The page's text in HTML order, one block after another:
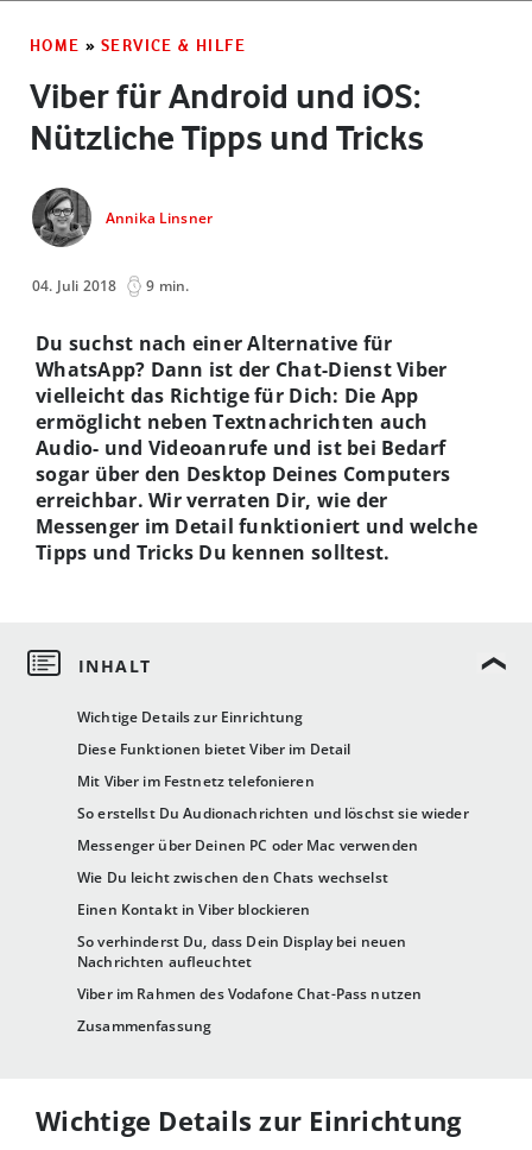
HOME » SERVICE & HILFE
Viber für Android und iOS:
Nützliche Tipps und Tricks
Annika Linsner
04. Juli 2018 9 min.
Wichtige Details zur Einrichtung
Diese Funktionen bietet Viber im Detail
Mit Viber im Festnetz telefonieren
So erstellst Du Audionachrichten und löschst sie wieder
Messenger über Deinen PC oder Mac verwenden
Wie Du leicht zwischen den Chats wechselst
Einen Kontakt in Viber blockieren
So verhinderst Du, dass Dein Display bei neuen
Nachrichten aufleuchtet
Viber im Rahmen des Vodafone Chat-Pass nutzen
Zusammenfassung
Du suchst nach einer Alternative für
WhatsApp? Dann ist der Chat-Dienst Viber
vielleicht das Richtige für Dich: Die App
ermöglicht neben Textnachrichten auch
Audio- und Videoanrufe und ist bei Bedarf
sogar über den Desktop Deines Computers
erreichbar. Wir verraten Dir, wie der
Messenger im Detail funktioniert und welche
Tipps und Tricks Du kennen solltest.
Wichtige Details zur Einrichtung